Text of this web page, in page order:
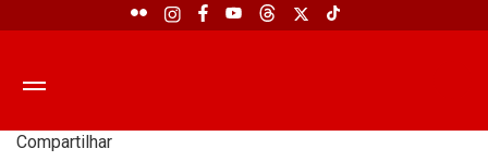
Compartilhar